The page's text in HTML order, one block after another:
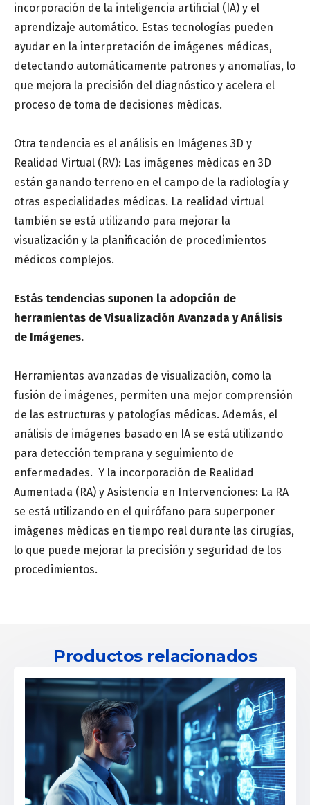
Número de teléfono*
Especialidad médica*
Centro de salud o Institución médica
Mensaje
incorporación de la inteligencia artificial (IA) y el
aprendizaje automático. Estas tecnologías pueden
ayudar en la interpretación de imágenes médicas,
detectando automáticamente patrones y anomalías, lo
que mejora la precisión del diagnóstico y acelera el
proceso de toma de decisiones médicas.
Otra tendencia es el análisis en Imágenes 3D y
Realidad Virtual (RV): Las imágenes médicas en 3D
están ganando terreno en el campo de la radiología y
otras especialidades médicas. La realidad virtual
también se está utilizando para mejorar la
visualización y la planificación de procedimientos
médicos complejos.
Estás tendencias suponen la adopción de
herramientas de Visualización Avanzada y Análisis
de Imágenes.
Herramientas avanzadas de visualización, como la
fusión de imágenes, permiten una mejor comprensión
de las estructuras y patologías médicas. Además, el
análisis de imágenes basado en IA se está utilizando
para detección temprana y seguimiento de
enfermedades. Y la incorporación de Realidad
Aumentada (RA) y Asistencia en Intervenciones: La RA
se está utilizando en el quirófano para superponer
imágenes médicas en tiempo real durante las cirugías,
lo que puede mejorar la precisión y seguridad de los
procedimientos.
Productos relacionados